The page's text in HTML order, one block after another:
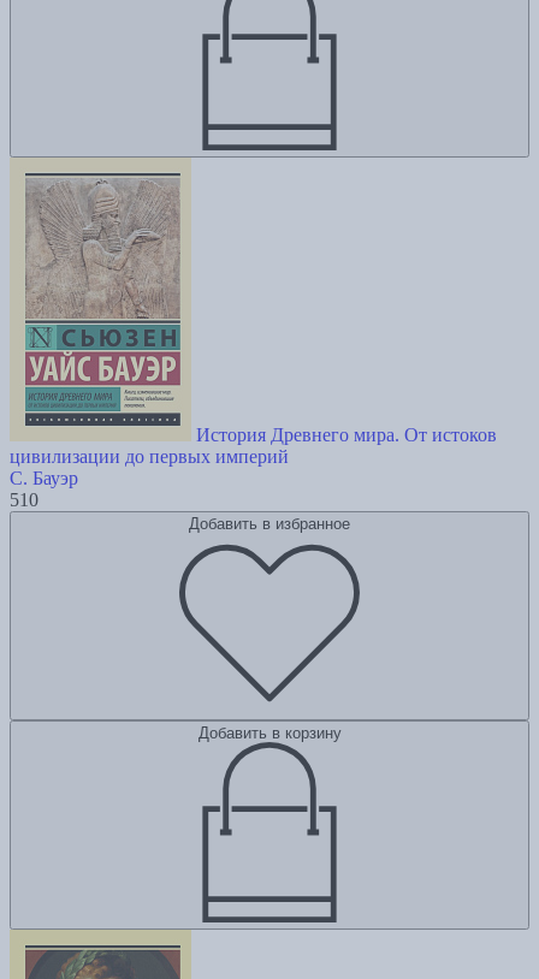
История Древнего мира. От истоков
цивилизации до первых империй
С. Бауэр
510
Добавить в избранное
Добавить в корзину